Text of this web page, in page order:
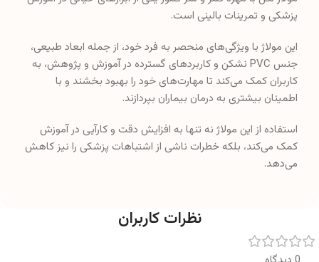
پزشکی و تمرینات بالینی است.
این مولاژ با ویژگی‌های منحصر به فرد خود، از جمله ابعاد طبیعی،
جنس PVC نشکن و کاربردهای گسترده در آموزش و پژوهش، به
کاربران کمک می‌کند تا مهارت‌های خود را بهبود بخشند و با
اطمینان بیشتری به درمان بیماران بپردازند.
استفاده از این مولاژ نه تنها به افزایش دقت و کارآیی در آموزش
کمک می‌کند، بلکه خطرات ناشی از اشتباهات پزشکی را نیز کاهش
می‌دهد.
نظرات کاربران